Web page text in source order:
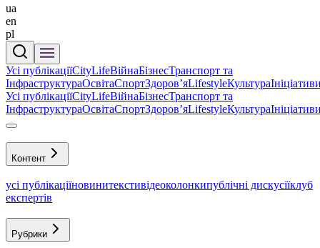
ua
en
pl
Усі публікаціїCityLifeВійнаБізнесТранспорт та
ІнфраструктураОсвітаСпортЗдоровʼяLifestyleКультура
Усі публікаціїCityLifeВійнаБізнесТранспорт та
ІнфраструктураОсвітаСпортЗдоровʼяLifestyleКультура
Контент
усі публікаціїновинитекстивідеоколонкипублічні дискусіїклуб
експертів
Рубрики